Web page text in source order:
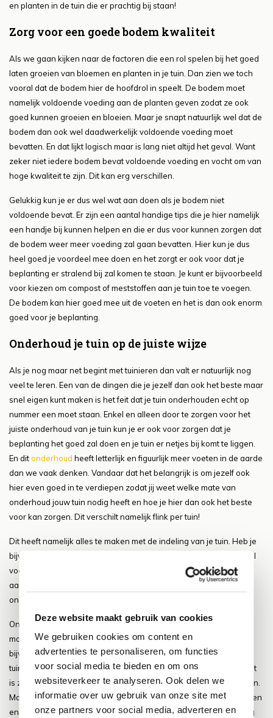
Deze website maakt gebruik van cookies
We gebruiken cookies om content en
advertenties te personaliseren, om functies
voor social media te bieden en om ons
websiteverkeer te analyseren. Ook delen we
informatie over uw gebruik van onze site met
onze partners voor social media, adverteren en
en planten in de tuin die er prachtig bij staan!
Zorg voor een goede bodem kwaliteit
Als we gaan kijken naar de factoren die een rol spelen bij het goed
laten groeien van bloemen en planten in je tuin. Dan zien we toch
vooral dat de bodem hier de hoofdrol in speelt. De bodem moet
namelijk voldoende voeding aan de planten geven zodat ze ook
goed kunnen groeien en bloeien. Maar je snapt natuurlijk wel dat de
bodem dan ook wel daadwerkelijk voldoende voeding moet
bevatten. En dat lijkt logisch maar is lang niet altijd het geval. Want
zeker niet iedere bodem bevat voldoende voeding en vocht om van
hoge kwaliteit te zijn. Dit kan erg verschillen.
Gelukkig kun je er dus wel wat aan doen als je bodem niet
voldoende bevat. Er zijn een aantal handige tips die je hier namelijk
een handje bij kunnen helpen en die er dus voor kunnen zorgen dat
de bodem weer meer voeding zal gaan bevatten. Hier kun je dus
heel goed je voordeel mee doen en het zorgt er ook voor dat je
beplanting er stralend bij zal komen te staan. Je kunt er bijvoorbeeld
voor kiezen om compost of meststoffen aan je tuin toe te voegen.
De bodem kan hier goed mee uit de voeten en het is dan ook enorm
goed voor je beplanting.
Onderhoud je tuin op de juiste wijze
Als je nog maar net begint met tuinieren dan valt er natuurlijk nog
veel te leren. Een van de dingen die je jezelf dan ook het beste maar
snel eigen kunt maken is het feit dat je tuin onderhouden echt op
nummer een moet staan. Enkel en alleen door te zorgen voor het
juiste onderhoud van je tuin kun je er ook voor zorgen dat je
beplanting het goed zal doen en je tuin er netjes bij komt te liggen.
En ditonderhoud heeft letterlijk en figuurlijk meer voeten in de aarde
dan we vaak denken. Vandaar dat het belangrijk is om jezelf ook
hier even goed in te verdiepen zodat jij weet welke mate van
onderhoud jouw tuin nodig heeft en hoe je hier dan ook het beste
voor kan zorgen. Dit verschilt namelijk flink per tuin!
Dit heeft namelijk alles te maken met de indeling van je tuin. Heb je
bijvoorbeeld veel beplanting of juist meer steen. Je kunt je vast wel
voorstellen dat je met veel beplanting ook meer onderhoud hebt
aan je tuin. Dit zijn dus allemaal losse factoren die de mate van
onderhoud van je tuin dus mede bepalen.
Onderaan de streep wil je natuurlijk graag dat je tuin zo gezond
mogelijk blijft en daar is dus goed onderhoud voor nodig. Denk
bijvoorbeeld aan het regelmatig water geven van de planten in je
tuin. Maar ook aan het regelmatig verwijderen van onkruid. Ook dit
is zeer belangrijk en een groot punt bij het onderhouden van je tuin.
Maar ook de voeding voor de beplanting mag niet vergeten worden
en speelt een belangrijke rol. Je wil namelijk wel dat de beplanting